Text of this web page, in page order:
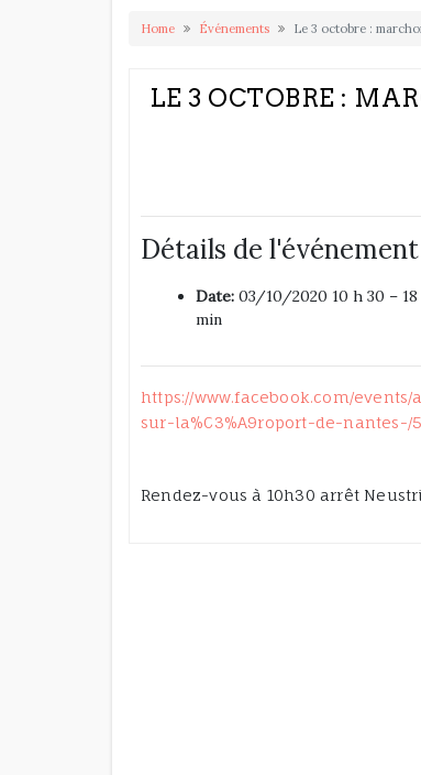
Home Événements Le 3 octobre :
LE 3 OCTOBRE :
Détails de l'événement
Date: 03/10/2020 10 h 30 –
min
https://www.facebook.com/
sur-la%C3%A9roport-de-nantes-/
Rendez-vous à 10h30 arrêt